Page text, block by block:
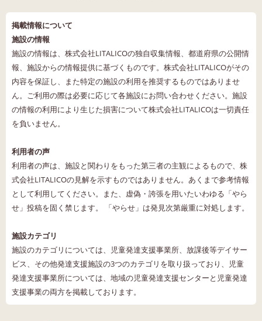
掲載情報について
施設の情報
施設の情報は、株式会社LITALICOの独自収集情報、都道府県の公開情
報、施設からの情報提供に基づくものです。株式会社LITALICOがその
内容を保証し、また特定の施設の利用を推奨するものではありませ
ん。ご利用の際は必要に応じて各施設にお問い合わせください。施設
の情報の利用により生じた損害について株式会社LITALICOは一切責任
を負いません。
利用者の声
利用者の声は、施設と関わりをもった第三者の主観によるもので、株
式会社LITALICOの見解を示すものではありません。あくまで参考情報
として利用してください。また、虚偽・誇張を用いたいわゆる「やら
せ」投稿を固く禁じます。 「やらせ」は発見次第厳重に対処します。
施設カテゴリ
施設のカテゴリについては、児童発達支援事業所、放課後等デイサー
ビス、その他発達支援施設の3つのカテゴリを取り扱っており、児童
発達支援事業所については、地域の児童発達支援センターと児童発達
支援事業の両方を掲載しております。